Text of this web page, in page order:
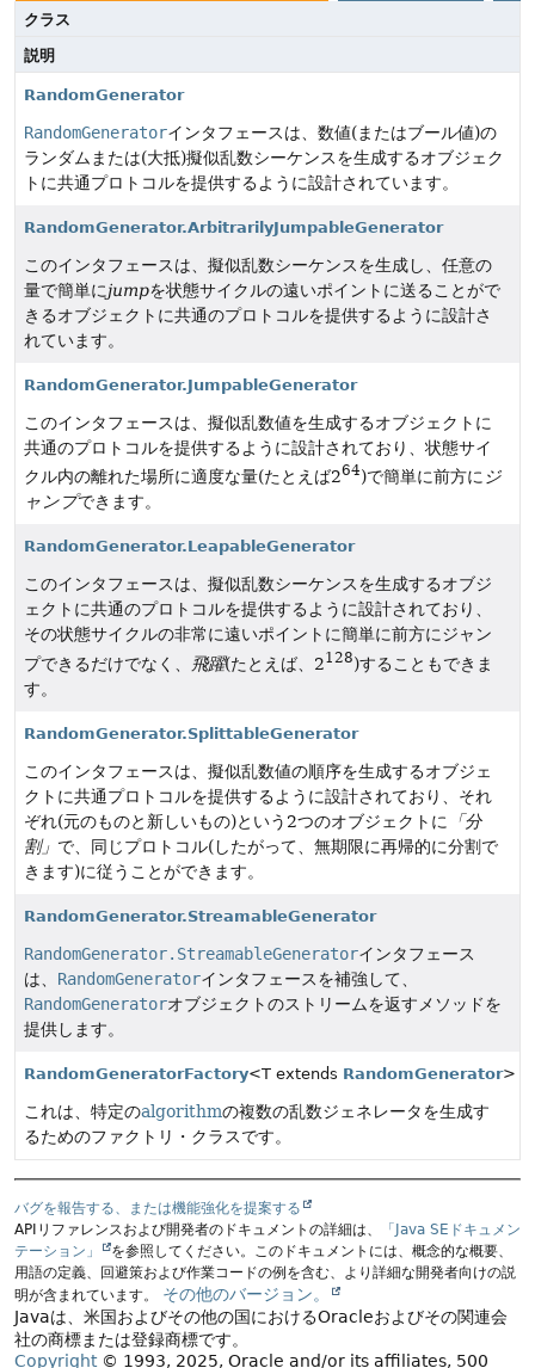
クラス
説明
RandomGenerator
RandomGeneratorインタフェースは、数値(またはブール値)の
ランダムまたは(大抵)擬似乱数シーケンスを生成するオブジェク
トに共通プロトコルを提供するように設計されています。
RandomGenerator.ArbitrarilyJumpableGenerator
このインタフェースは、擬似乱数シーケンスを生成し、任意の
量で簡単にjumpを状態サイクルの遠いポイントに送ることがで
きるオブジェクトに共通のプロトコルを提供するように設計さ
れています。
RandomGenerator.JumpableGenerator
このインタフェースは、擬似乱数値を生成するオブジェクトに
共通のプロトコルを提供するように設計されており、状態サイ
クル内の離れた場所に適度な量(たとえば264)で簡単に前方に ジ
ャンプできます。
RandomGenerator.LeapableGenerator
このインタフェースは、擬似乱数シーケンスを生成するオブジ
ェクトに共通のプロトコルを提供するように設計されており、
その状態サイクルの非常に遠いポイントに簡単に前方にジャン
プできるだけでなく、
飛躍(たとえば、2128)することもできま
す。
RandomGenerator.SplittableGenerator
このインタフェースは、擬似乱数値の順序を生成するオブジェ
クトに共通プロトコルを提供するように設計されており、それ
ぞれ(元のものと新しいもの)という2つのオブジェクトに 「分
割」 で、同じプロトコル(したがって、無期限に再帰的に分割で
きます)に従うことができます。
RandomGenerator.StreamableGenerator
RandomGenerator.StreamableGeneratorインタフェース
は、 RandomGeneratorインタフェースを補強して、
RandomGeneratorオブジェクトのストリームを返すメソッドを
提供します。
RandomGeneratorFactory<T extends RandomGenerator>
これは、特定のalgorithmの複数の乱数ジェネレータを生成す
るためのファクトリ・クラスです。
バグを報告する、または機能強化を提案する
APIリファレンスおよび開発者のドキュメントの詳細は、
「Java SEドキュメン
テーション」
を参照してください。このドキュメントには、概念的な概要、
用語の定義、回避策および作業コードの例を含む、より詳細な開発者向けの説
明が含まれています。
その他のバージョン。
Javaは、米国およびその他の国におけるOracleおよびその関連会
社の商標または登録商標です。
Copyright© 1993, 2025, Oracle and/or its affiliates, 500